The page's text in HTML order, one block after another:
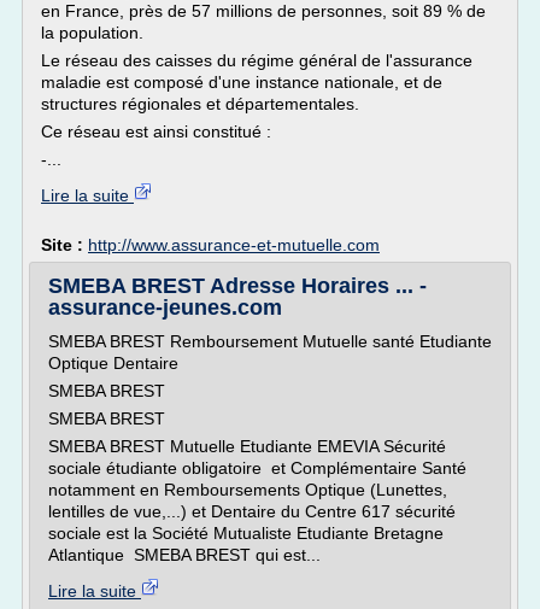
en France, près de 57 millions de personnes, soit 89 % de
la population.
Le réseau des caisses du régime général de l'assurance
maladie est composé d'une instance nationale, et de
structures régionales et départementales.
Ce réseau est ainsi constitué :
-...
Lire la suite
Site : http://www.assurance-et-mutuelle.com
SMEBA BREST Adresse Horaires ... -
assurance-jeunes.com
SMEBA BREST Remboursement Mutuelle santé Etudiante
Optique Dentaire
SMEBA BREST
SMEBA BREST
SMEBA BREST Mutuelle Etudiante EMEVIA Sécurité
sociale étudiante obligatoire et Complémentaire Santé
notamment en Remboursements Optique (Lunettes,
lentilles de vue,...) et Dentaire du Centre 617 sécurité
sociale est la Société Mutualiste Etudiante Bretagne
Atlantique SMEBA BREST qui est...
Lire la suite